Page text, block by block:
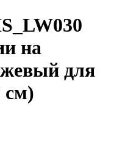
на
для
см)